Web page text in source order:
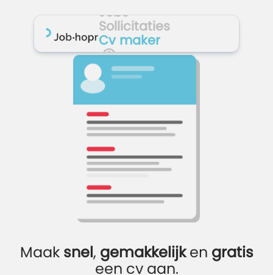
-
Every
Job
Has
Its
Story
Jobs
Sollicitaties
Cv maker
Maak snel, gemakkelijken gratis
een cv aan.